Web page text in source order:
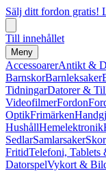
Sälj ditt fordon gratis!
Till innehållet
Meny
AccessoarerAntikt &
BarnskorBarnleksaker
TidningarDatorer &
VideofilmerFordon
OptikFrimärken
HushållHemelektronik
SedlarSamlarsakerSkor
FritidTelefoni, Tablets
DatorspelVykort &